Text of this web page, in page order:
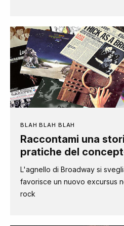
BLAH BLAH BLAH
Raccontami una
pratiche del
L'agnello di Broadway si
favorisce un nuovo excursus
rock